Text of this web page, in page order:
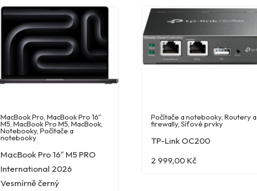
MacBook Pro, MacBook Pro 16"
M5, MacBook Pro M5, MacBook,
Notebooky, Počítače a
notebooky
MacBook Pro 16″ M5 PRO
International 2026
Vesmírně černý
Počítače a notebooky,Routery a
firewally,Síťové prvky
TP-Link OC200
2 999,00 Kč